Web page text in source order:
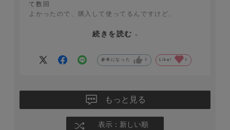
て数回
よかったので、購入して使ってるんですけど、
VIO美白は少し明るい色味になってきたので、
なかなかケアしにくいにっくきVIO
続きを読む
参考になった 0 Like! 0
もっと見る
表示：新しい順